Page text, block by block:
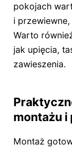
pokojach
i
Warto
jak upięcia,
zawieszenia.
montażu i
Montaż